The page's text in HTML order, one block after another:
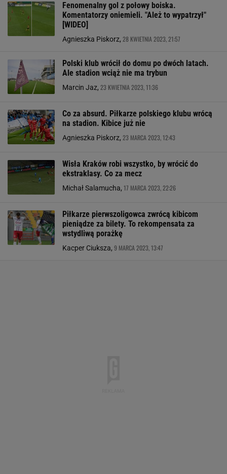
Fenomenalny gol z połowy boiska.
Komentatorzy oniemieli. "Ależ to wypatrzył"
[WIDEO]
Agnieszka Piskorz, 28 KWIETNIA 2023, 21:57
Polski klub wrócił do domu po dwóch latach.
Ale stadion wciąż nie ma trybun
Marcin Jaz, 23 KWIETNIA 2023, 11:36
Co za absurd. Piłkarze polskiego klubu wrócą
na stadion. Kibice już nie
Agnieszka Piskorz, 23 MARCA 2023, 12:43
Wisła Kraków robi wszystko, by wrócić do
ekstraklasy. Co za mecz
Michał Salamucha, 17 MARCA 2023, 22:26
Piłkarze pierwszoligowca zwrócą kibicom
pieniądze za bilety. To rekompensata za
wstydliwą porażkę
Kacper Ciuksza, 9 MARCA 2023, 13:47